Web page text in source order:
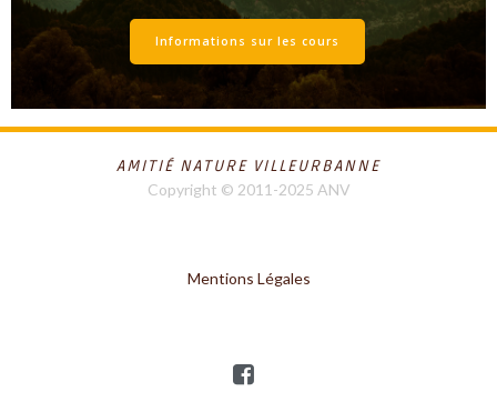
Informations sur les cours
AMITIÉ NATURE VILLEURBANNE
Copyright © 2011-2025 ANV
Mentions Légales